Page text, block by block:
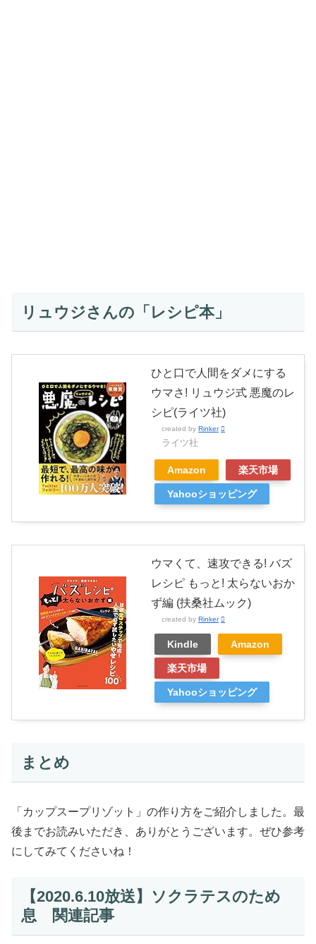
リュウジさんの「レシピ本」
ひと口で人間をダメにする
ウマさ! リュウジ式 悪魔のレ
シピ(ライツ社)
created by Rinker
ライツ社
Amazon 楽天市場
Yahooショッピング
ウマくて、速攻できる! バズ
レシピ もっと! 太らないおか
ず編 (扶桑社ムック)
created by Rinker
Kindle Amazon
楽天市場
Yahooショッピング
まとめ
「カップスープリゾット」の作り方をご紹介しました。最
後までお読みいただき、ありがとうございます。ぜひ参考
にしてみてくださいね！
【2020.6.10放送】ソクラテスのため
息 関連記事